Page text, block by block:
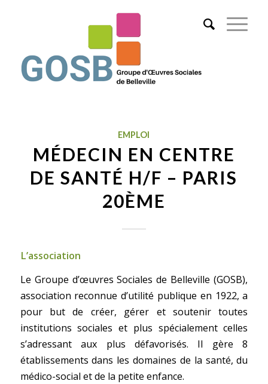
EMPLOI
MÉDECIN EN CENTRE
DE SANTÉ H/F – PARIS
20ÈME
L’association
Le Groupe d’œuvres Sociales de Belleville (GOSB),
association reconnue d’utilité publique en 1922, a
pour but de créer, gérer et soutenir toutes
institutions sociales et plus spécialement celles
s’adressant aux plus défavorisés. Il gère 8
établissements dans les domaines de la santé, du
médico-social et de la petite enfance.